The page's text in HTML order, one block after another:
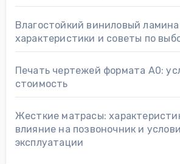
Влагостойкий виниловый
характеристики и советы по
Печать чертежей формата А0:
стоимость
Жесткие матрасы:
влияние на позвоночник и
эксплуатации